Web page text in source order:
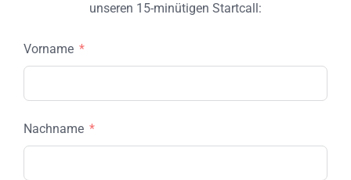
unseren 15-minütigen Startcall:
Vorname
Nachname